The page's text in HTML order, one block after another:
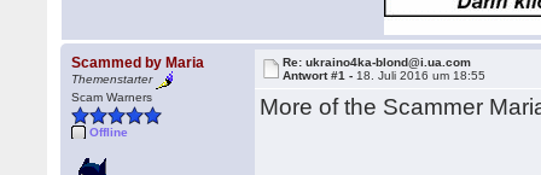
Scammed by Maria
Themenstarter
Scam Warners
Offline
Re: ukraino4ka-blond@i.ua.com
Antwort #1 - 18. Juli 2016 um 18:55
More of the Scammer